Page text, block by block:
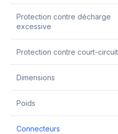
Protection contre décharge
excessive
Protection contre court-circuit
Dimensions
Poids
Connecteurs